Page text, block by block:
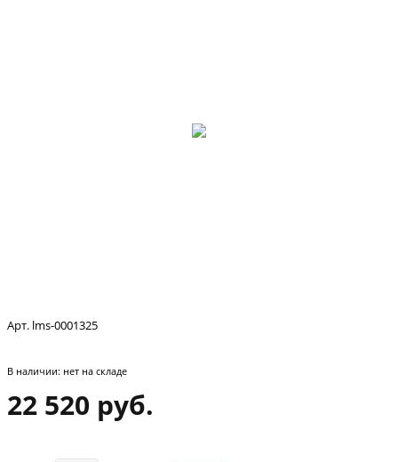
Арт. lms-0001325
В наличии: нет на складе
22 520 руб.